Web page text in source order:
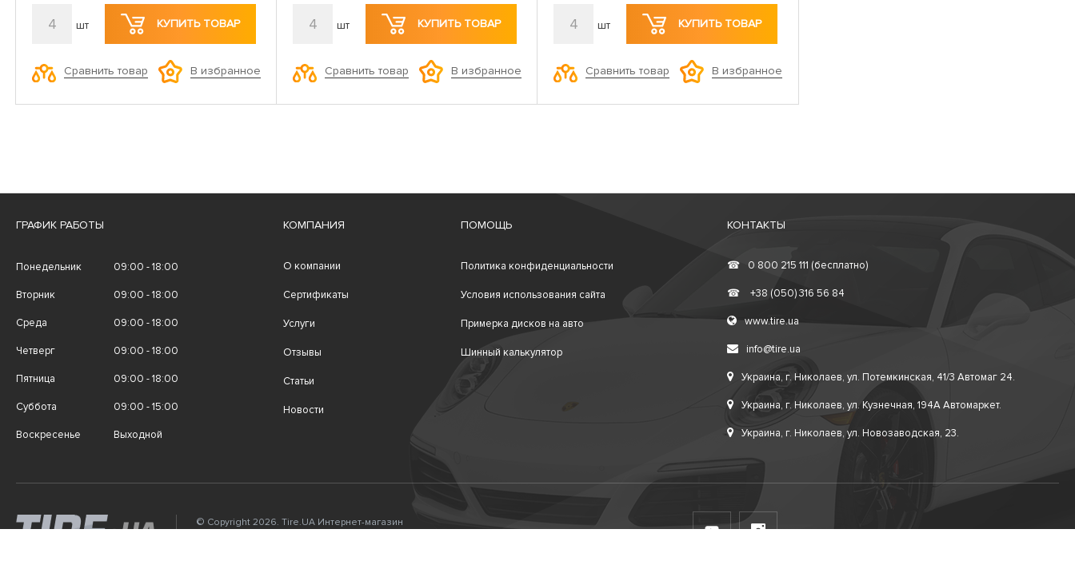
4 шт КУПИТЬ ТОВАР
Сравнить товар В избранное
4 шт КУПИТЬ ТОВАР
Сравнить товар В избранное
4 шт КУПИТЬ ТОВАР
Сравнить товар В избранное
ГРАФИК РАБОТЫ
Понедельник 09:00 - 18:00
Вторник 09:00 - 18:00
Среда 09:00 - 18:00
Четверг 09:00 - 18:00
Пятница 09:00 - 18:00
Суббота 09:00 - 15:00
Воскресенье Выходной
КОМПАНИЯ
О компании
Сертификаты
Услуги
Отзывы
Статьи
Новости
ПОМОЩЬ
Политика конфиденциальности
Условия использования сайта
Примерка дисков на авто
Шинный калькулятор
КОНТАКТЫ
☎ 0 800 215 111 (бесплатно)
☎ +38 (050) 316 56 84
www.tire.ua
info@tire.ua
Украина, г. Николаев, ул. Потемкинская, 41/3 Автомаг 24.
Украина, г. Николаев, ул. Кузнечная, 194А Автомаркет.
Украина, г. Николаев, ул. Новозаводская, 23.
© Copyright 2026. Tire.UA Интернет-магазин